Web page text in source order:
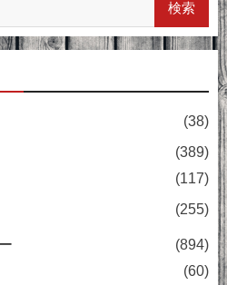
(38)
(389)
(117)
(255)
(894)
(60)